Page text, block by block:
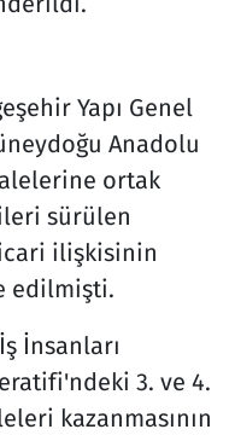
Yapı Genel
Anadolu
ortak
sürülen
ilişkisinin
edilmişti.
İnsanları
3. ve 4.
kazanmasının